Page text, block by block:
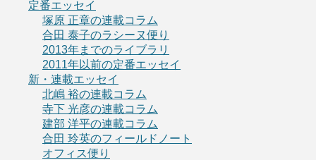
定番エッセイ
塚原 正章の連載コラム
合田 泰子のラシーヌ便り
2013年までのライブラリ
2011年以前の定番エッセイ
新・連載エッセイ
北嶋 裕の連載コラム
寺下 光彦の連載コラム
建部 洋平の連載コラム
合田 玲英のフィールドノート
オフィス便り